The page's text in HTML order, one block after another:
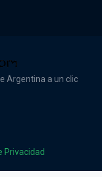
Argentina a un clic
Privacidad